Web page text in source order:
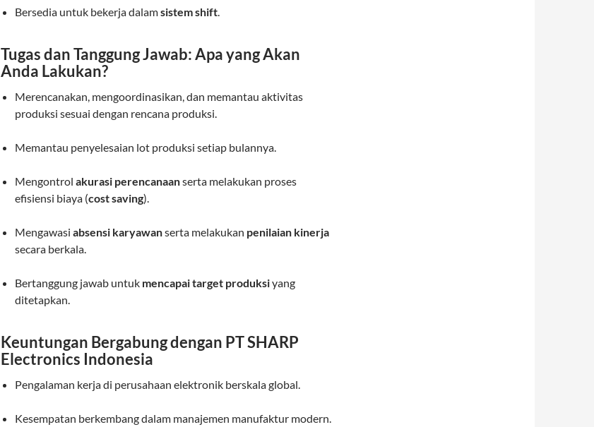
Bersedia untuk bekerja dalamsistem shift.
Tugas dan Tanggung Jawab: Apa yang Akan
Anda Lakukan?
Merencanakan, mengoordinasikan, dan memantau aktivitas
produksi sesuai dengan rencana produksi.
Memantau penyelesaian lot produksi setiap bulannya.
Mengontrol akurasi perencanaanserta melakukan proses
efisiensi biaya (cost saving).
Mengawasi absensi karyawanserta melakukan penilaian kinerja
secara berkala.
Bertanggung jawab untuk mencapai target produksiyang
ditetapkan.
Keuntungan Bergabung dengan PT SHARP
Electronics Indonesia
Pengalaman kerja di perusahaan elektronik berskala global.
Kesempatan berkembang dalam manajemen manufaktur modern.